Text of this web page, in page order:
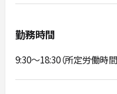
勤務時間
9:30〜18:30（所定労働時